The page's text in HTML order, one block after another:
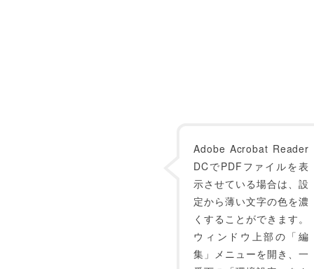
Adobe Acrobat Reader
DCでPDFファイルを表
示させている場合は、設
定から薄い文字の色を濃
くすることができます。
ウィンドウ上部の「編
集」メニューを開き、一